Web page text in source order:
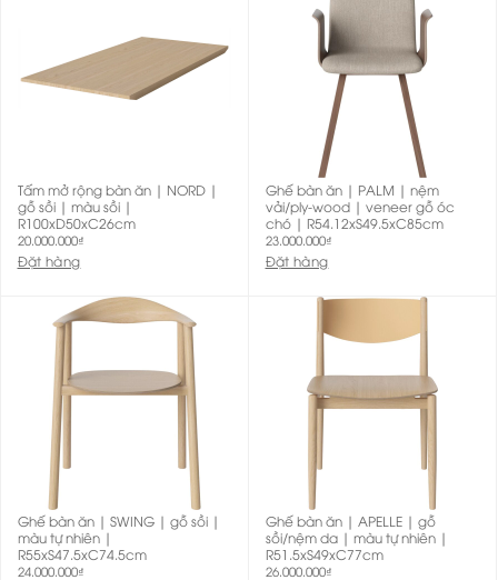
Tấm mở rộng bàn ăn | NORD |
gỗ sồi | màu sồi |
R100xD50xC26cm
20.000.000₫
Đặt hàng
Ghế bàn ăn | PALM | nệm
vải/ply-wood | veneer gỗ óc
chó | R54.12xS49.5xC85cm
23.000.000₫
Đặt hàng
Ghế bàn ăn | SWING | gỗ sồi |
màu tự nhiên |
R55xS47.5xC74.5cm
24.000.000₫
Ghế bàn ăn | APELLE | gỗ
sồi/nệm da | màu tự nhiên |
R51.5xS49xC77cm
26.000.000₫